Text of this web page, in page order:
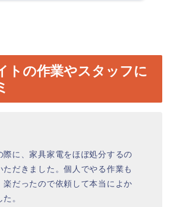
トの作業やスタッフに
際に、家具家電をほぼ処分するの
ただきました。個人でやる作業も
楽だったので依頼して本当によか
。